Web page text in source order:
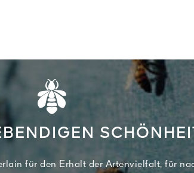
für den Erhalt der Artenvielfalt, für